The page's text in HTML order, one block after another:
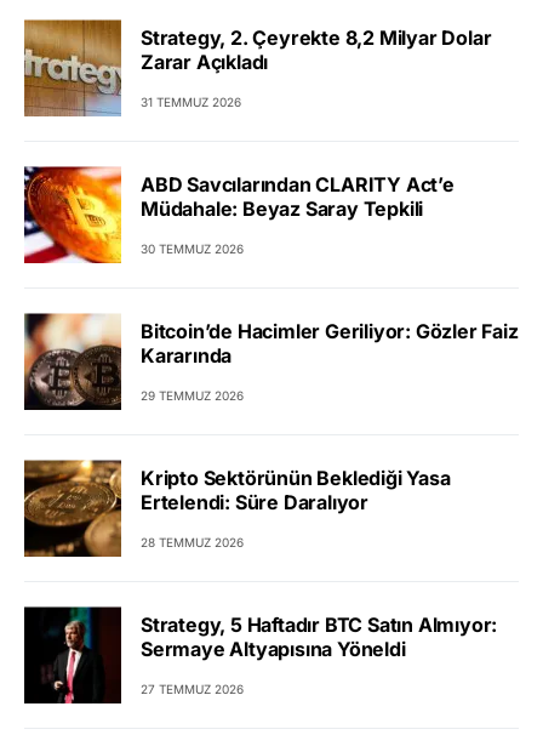
Strategy, 2. Çeyrekte 8,2 Milyar Dolar
Zarar Açıkladı
31 TEMMUZ 2026
ABD Savcılarından CLARITY Act’e
Müdahale: Beyaz Saray Tepkili
30 TEMMUZ 2026
Bitcoin’de Hacimler Geriliyor: Gözler Faiz
Kararında
29 TEMMUZ 2026
Kripto Sektörünün Beklediği Yasa
Ertelendi: Süre Daralıyor
28 TEMMUZ 2026
Strategy, 5 Haftadır BTC Satın Almıyor:
Sermaye Altyapısına Yöneldi
27 TEMMUZ 2026